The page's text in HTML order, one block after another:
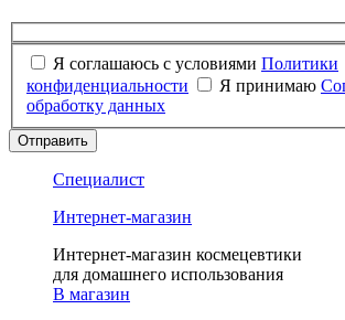
Я соглашаюсь с условиями Политики
конфиденциальности
Я принимаю
обработку данных
Отправить
Специалист
Интернет-магазин
Интернет-магазин космецевтики
для домашнего использования
В магазин